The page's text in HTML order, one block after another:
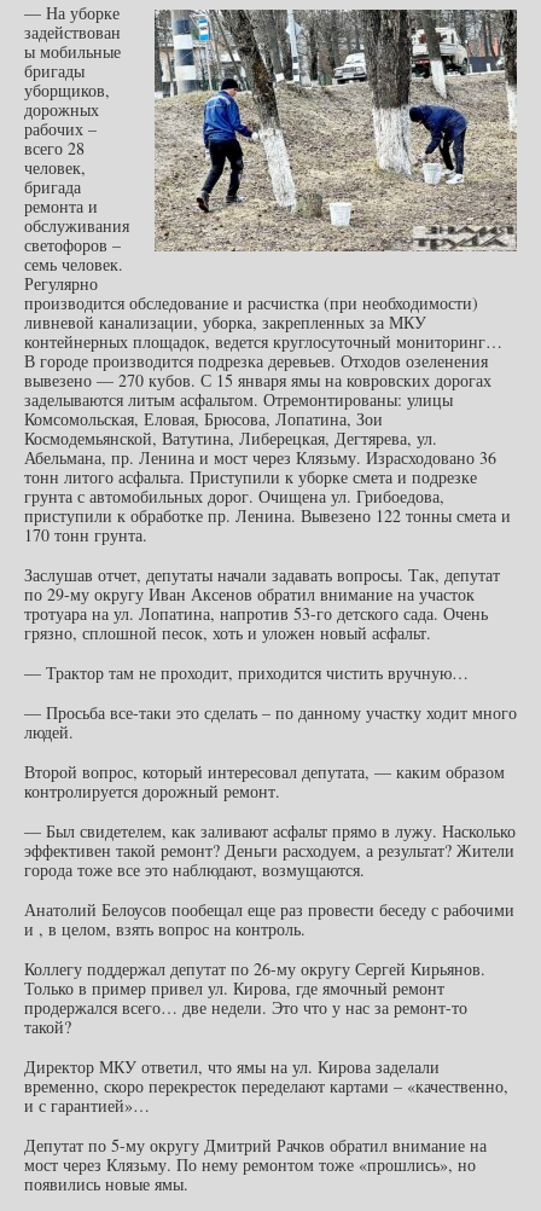
— На уборке
задействован
ы мобильные
бригады
уборщиков,
дорожных
рабочих –
всего 28
человек,
бригада
ремонта и
обслуживания
светофоров –
семь человек.
Регулярно
производится обследование и расчистка (при необходимости)
ливневой канализации, уборка, закрепленных за МКУ
контейнерных площадок, ведется круглосуточный мониторинг…
В городе производится подрезка деревьев. Отходов озеленения
вывезено — 270 кубов. С 15 января ямы на ковровских дорогах
заделываются литым асфальтом. Отремонтированы: улицы
Комсомольская, Еловая, Брюсова, Лопатина, Зои
Космодемьянской, Ватутина, Либерецкая, Дегтярева, ул.
Абельмана, пр. Ленина и мост через Клязьму. Израсходовано 36
тонн литого асфальта. Приступили к уборке смета и подрезке
грунта с автомобильных дорог. Очищена ул. Грибоедова,
приступили к обработке пр. Ленина. Вывезено 122 тонны смета и
170 тонн грунта.
Заслушав отчет, депутаты начали задавать вопросы. Так, депутат
по 29-му округу Иван Аксенов обратил внимание на участок
тротуара на ул. Лопатина, напротив 53-го детского сада. Очень
грязно, сплошной песок, хоть и уложен новый асфальт.
— Трактор там не проходит, приходится чистить вручную…
— Просьба все-таки это сделать – по данному участку ходит много
людей.
Второй вопрос, который интересовал депутата, — каким образом
контролируется дорожный ремонт.
— Был свидетелем, как заливают асфальт прямо в лужу. Насколько
эффективен такой ремонт? Деньги расходуем, а результат? Жители
города тоже все это наблюдают, возмущаются.
Анатолий Белоусов пообещал еще раз провести беседу с рабочими
и , в целом, взять вопрос на контроль.
Коллегу поддержал депутат по 26-му округу Сергей Кирьянов.
Только в пример привел ул. Кирова, где ямочный ремонт
продержался всего… две недели. Это что у нас за ремонт-то
такой?
Директор МКУ ответил, что ямы на ул. Кирова заделали
временно, скоро перекресток переделают картами – «качественно,
и с гарантией»…
Депутат по 5-му округу Дмитрий Рачков обратил внимание на
мост через Клязьму. По нему ремонтом тоже «прошлись», но
появились новые ямы.